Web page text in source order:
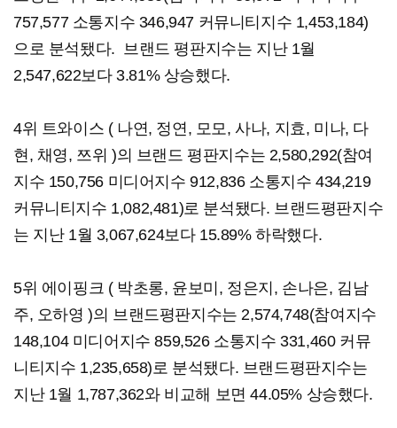
757,577 소통지수 346,947 커뮤니티지수 1,453,184)
으로 분석됐다. 브랜드 평판지수는 지난 1월
2,547,622보다 3.81% 상승했다.​
4위 트와이스 ( 나연, 정연, 모모, 사나, 지효, 미나, 다
현, 채영, 쯔위 )의 브랜드 평판지수는 2,580,292(참여
지수 150,756 미디어지수 912,836 소통지수 434,219
커뮤니티지수 1,082,481)로 분석됐다. 브랜드평판지수
는 지난 1월 3,067,624보다 15.89% 하락했다.​
5위 에이핑크 ( 박초롱, 윤보미, 정은지, 손나은, 김남
주, 오하영 )의 브랜드평판지수는 2,574,748(참여지수
148,104 미디어지수 859,526 소통지수 331,460 커뮤
니티지수 1,235,658)로 분석됐다. 브랜드평판지수는
지난 1월 1,787,362와 비교해 보면 44.05% 상승했다.​​